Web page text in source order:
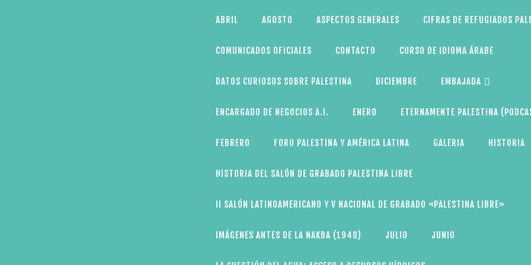
ABRIL AGOSTO ASPECTOS GENERALES CIFRAS DE REFUGIADOS
COMUNICADOS OFICIALES CONTACTO CURSO DE IDIOMA ÁRABE
DATOS CURIOSOS SOBRE PALESTINA DICIEMBRE EMBAJADA
ENCARGADO DE NEGOCIOS A.I. ENERO ETERNAMENTE PALESTINA
FEBRERO FORO PALESTINA Y AMÉRICA LATINA GALERIA HISTORIA
HISTORIA DEL SALÓN DE GRABADO PALESTINA LIBRE
II SALÓN LATINOAMERICANO Y V NACIONAL DE GRABADO «PALESTINA LIBRE»
IMÁGENES ANTES DE LA NAKBA (1948) JULIO JUNIO